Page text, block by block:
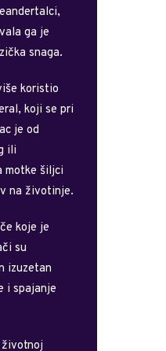
ga je
snaga.
koristio
koji se pri
je od
ili
motke šiljci
na životinje.
koje je
su
izuzetan
i spajanje
životnoj